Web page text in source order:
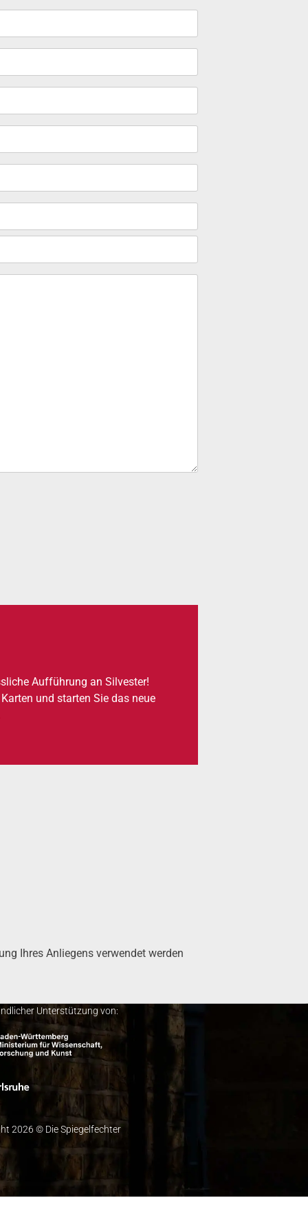
Auf­füh­rung an Sil­ves­ter!
und star­ten Sie das neue
Ihres Anlie­gens ver­wen­det wer­den
Unterstützung von:
2026 © Die Spiegelfechter